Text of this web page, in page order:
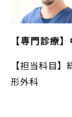
【専門診療
【担当科目
形外科